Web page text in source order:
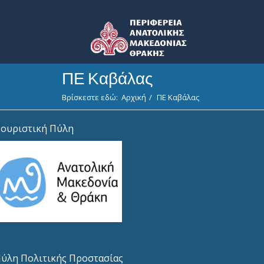
ΠΕ Καβάλας
Βρίσκεστε εδώ: Αρχική ΠΕ Καβάλας
Πύλη
Πολιτικής Προστασίας